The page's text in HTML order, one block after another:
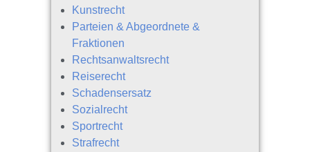
Kunstrecht
Parteien & Abgeordnete &
Fraktionen
Rechtsanwaltsrecht
Reiserecht
Schadensersatz
Sozialrecht
Sportrecht
Strafrecht